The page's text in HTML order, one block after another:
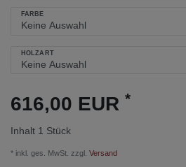
FARBE
HOLZART
616,00 EUR *
Inhalt 1 Stück
* inkl. ges. MwSt. zzgl. Versand